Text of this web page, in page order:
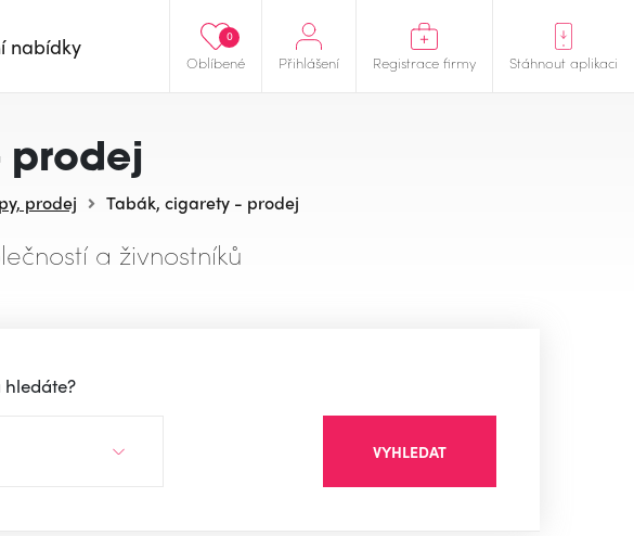
Oblíbené
0
Přihlášení Registrace firmy Stáhnout aplikaci
nabídky
prodej
prodej Tabák, cigarety - prodej
a živnostníků
VYHLEDAT